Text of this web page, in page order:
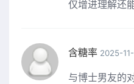
仅增进理解还
含糖率2025-
与博士男友的